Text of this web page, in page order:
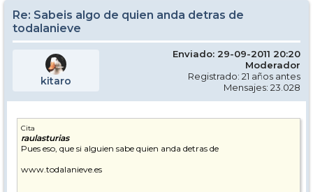
Re: Sabeis algo de quien anda detras de
todalanieve
kitaro
Enviado: 29-09-2011 20:20
Moderador
Registrado: 21 años antes
Mensajes: 23.028
Cita
raulasturias
Pues eso, que si alguien sabe quien anda detras de
www.todalanieve.es